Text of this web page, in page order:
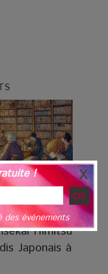
Himitsu
Japonais à
!
événements